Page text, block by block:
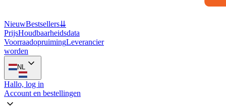
NieuwBestsellers⇊
PrijsHoudbaarheidsdata
VoorraadopruimingLeverancier
worden
NL
Hallo, log in
Account en bestellingen